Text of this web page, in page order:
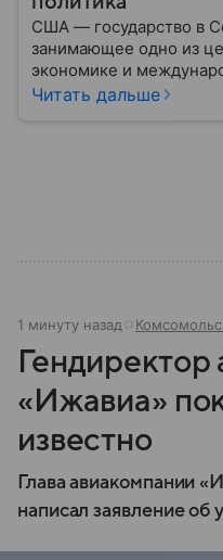
США — государство в
занимающее одно из
экономике и
материале — основные
Читать дальше
1 минуту назад
«Ижавиа»
известно
Глава авиакомпании
написал заявление об